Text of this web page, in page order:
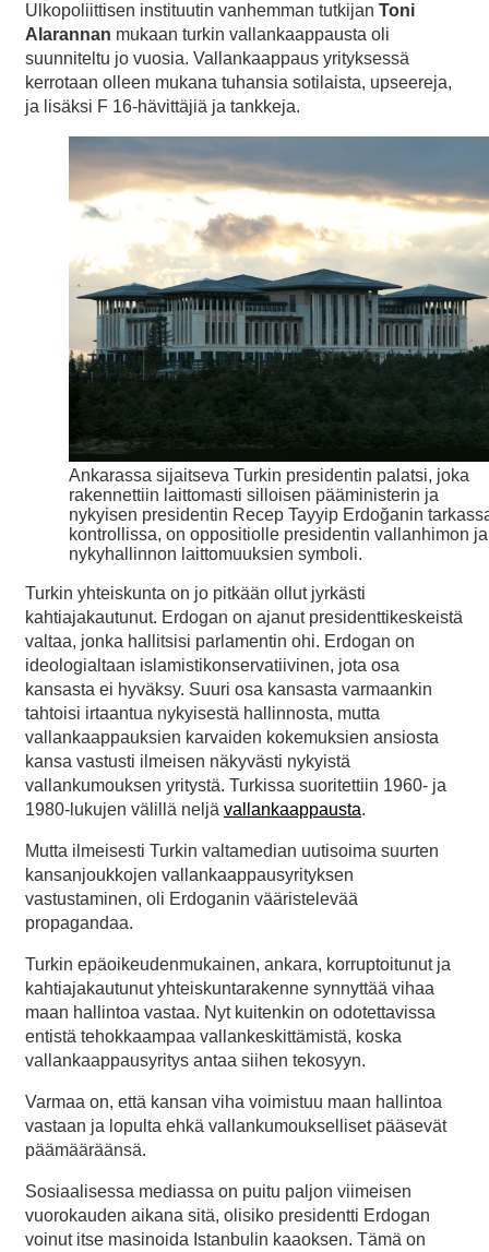
Ulkopoliittisen instituutin vanhemman tutkijan Toni
Alarannan mukaan turkin vallankaappausta oli
suunniteltu jo vuosia. Vallankaappaus yrityksessä
kerrotaan olleen mukana tuhansia sotilaista, upseereja,
ja lisäksi F 16-hävittäjiä ja tankkeja.
Ankarassa sijaitseva Turkin presidentin palatsi, joka
rakennettiin laittomasti silloisen pääministerin ja
nykyisen presidentin Recep Tayyip Erdoğanin
kontrollissa, on oppositiolle presidentin vallanhimon ja
nykyhallinnon laittomuuksien symboli.
Turkin yhteiskunta on jo pitkään ollut jyrkästi
kahtiajakautunut. Erdogan on ajanut presidenttikeskeistä
valtaa, jonka hallitsisi parlamentin ohi. Erdogan on
ideologialtaan islamistikonservatiivinen, jota osa
kansasta ei hyväksy. Suuri osa kansasta varmaankin
tahtoisi irtaantua nykyisestä hallinnosta, mutta
vallankaappauksien karvaiden kokemuksien ansiosta
kansa vastusti ilmeisen näkyvästi nykyistä
vallankumouksen yritystä. Turkissa suoritettiin 1960- ja
1980-lukujen välillä neljä vallankaappausta.
Mutta ilmeisesti Turkin valtamedian uutisoima suurten
kansanjoukkojen vallankaappausyrityksen
vastustaminen, oli Erdoganin vääristelevää
propagandaa.
Turkin epäoikeudenmukainen, ankara, korruptoitunut ja
kahtiajakautunut yhteiskuntarakenne synnyttää vihaa
maan hallintoa vastaa. Nyt kuitenkin on odotettavissa
entistä tehokkaampaa vallankeskittämistä, koska
vallankaappausyritys antaa siihen tekosyyn.
Varmaa on, että kansan viha voimistuu maan hallintoa
vastaan ja lopulta ehkä vallankumoukselliset pääsevät
päämääräänsä.
Sosiaalisessa mediassa on puitu paljon viimeisen
vuorokauden aikana sitä, olisiko presidentti Erdogan
voinut itse masinoida Istanbulin kaaoksen. Tämä on